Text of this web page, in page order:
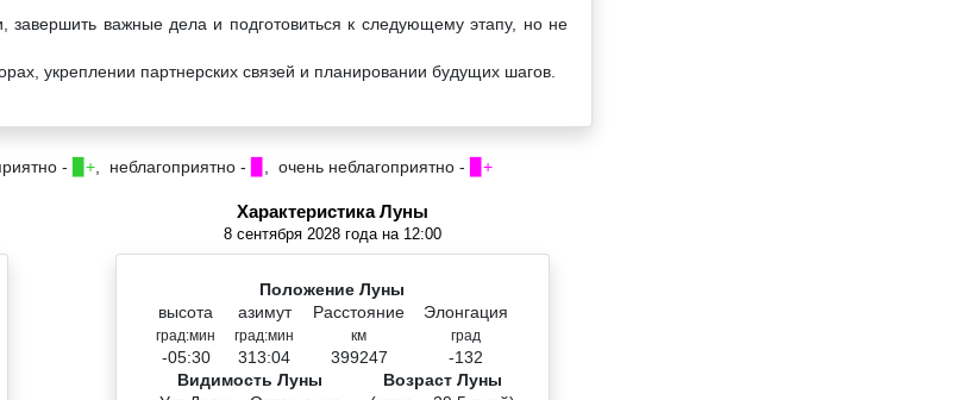
завершить важные дела и подготовиться к следующему этапу, но не
укреплении партнерских связей и планировании будущих шагов.
- ▉+ , неблагоприятно - , очень неблагоприятно - ▉+
Характеристика Луны
8 сентября 2028 года на 12:00
Положение Луны
высота
град:мин
-05:30
азимут
град:мин
313:04
Расстояние
км
399247
Элонгация
град
-132
Видимость Луны
Возраст Луны